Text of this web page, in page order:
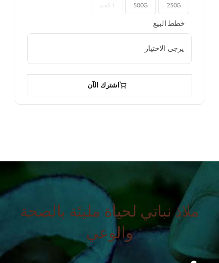
250G
500G 1 كجم
خطط البيع

اشترك الآن
ملاذ نباتي لحياة مليئة بالصحة
والوعي